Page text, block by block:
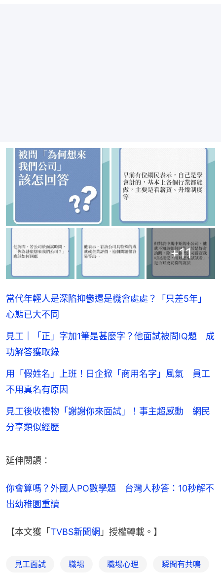
+11
當代年輕人是深陷抑鬱還是機會處處？「只差5年」
心態已大不同
見工｜「正」字加1筆是甚麼字？他面試被問IQ題 成
功解答獲取錄
用「假姓名」上班！日企掀「商用名字」風氣 員工
不用真名有原因
見工後收禮物「謝謝你來面試」！事主超感動 網民
分享類似經歷
延伸閱讀：
你會算嗎？外國人PO數學題　台灣人秒答：10秒解不
出幼稚園重讀
【本文獲「 TVBS新聞網 」授權轉載。】
見工面試 職場 職場心理 瞬間有共鳴